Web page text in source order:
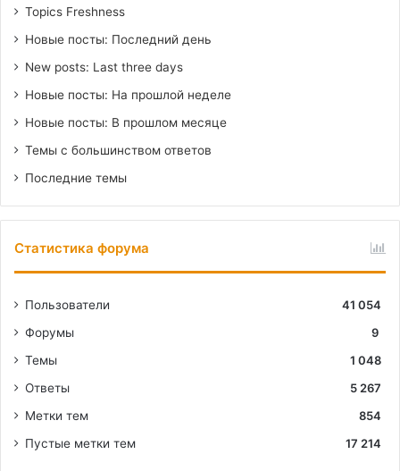
Topics Freshness
Новые посты: Последний день
New posts: Last three days
Новые посты: На прошлой неделе
Новые посты: В прошлом месяце
Темы с большинством ответов
Последние темы
Статистика форума
Пользователи
41 054
Форумы
9
Темы
1 048
Ответы
5 267
Метки тем
854
Пустые метки тем
17 214